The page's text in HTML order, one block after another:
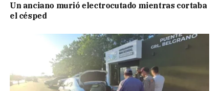
Un anciano murió electrocutado mientras cortaba
el césped